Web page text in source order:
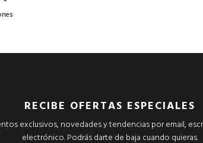
RECIBE OFERTAS ESPECIALES
exclusivos, novedades y tendencias por email,
electrónico. Podrás darte de baja cuando quieras.